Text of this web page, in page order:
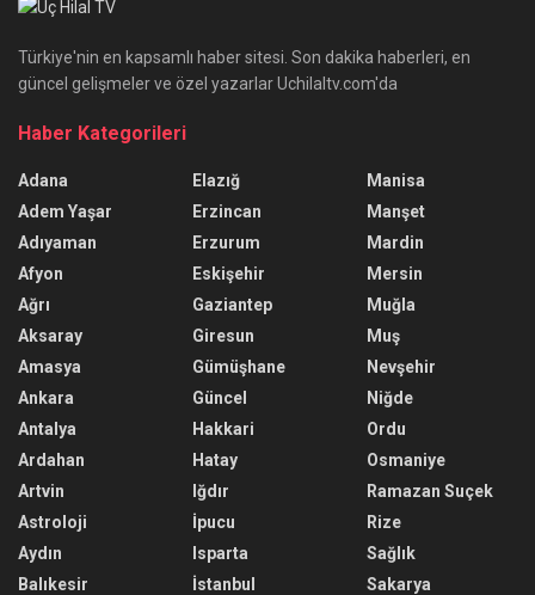
Türkiye'nin en kapsamlı haber sitesi. Son dakika haberleri, en
güncel gelişmeler ve özel yazarlar Uchilaltv.com'da
Haber Kategorileri
Adana
Adem Yaşar
Adıyaman
Afyon
Ağrı
Aksaray
Amasya
Ankara
Antalya
Ardahan
Artvin
Astroloji
Aydın
Balıkesir
Elazığ
Erzincan
Erzurum
Eskişehir
Gaziantep
Giresun
Gümüşhane
Güncel
Hakkari
Hatay
Iğdır
İpucu
Isparta
İstanbul
Manisa
Manşet
Mardin
Mersin
Muğla
Muş
Nevşehir
Niğde
Ordu
Osmaniye
Ramazan Suçek
Rize
Sağlık
Sakarya